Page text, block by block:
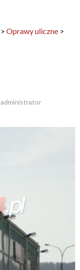
> Oprawy uliczne >
administrator